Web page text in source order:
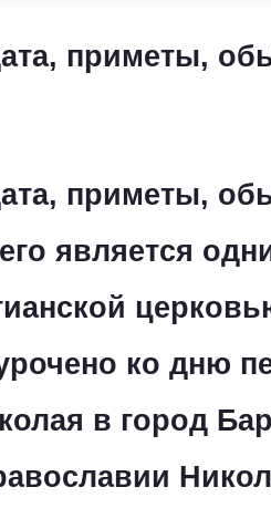
приметы,
приметы,
является
ко дню
в город